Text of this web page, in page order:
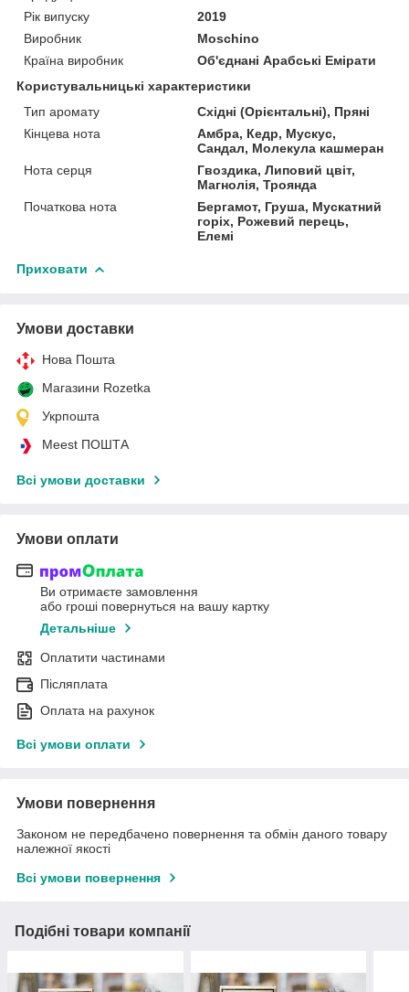
Рік випуску
2019
Виробник
Moschino
Країна виробник
Об'єднані Арабські Емірати
Користувальницькі характеристики
Тип аромату
Східні (Орієнтальні), Пряні
Кінцева нота
Амбра, Кедр, Мускус,
Сандал, Молекула кашмеран
Нота серця
Гвоздика, Липовий цвіт,
Магнолія, Троянда
Початкова нота
Бергамот, Груша, Мускатний
горіх, Рожевий перець,
Елемі
Приховати
Умови доставки
Нова Пошта
Магазини Rozetka
Укрпошта
Meest ПОШТА
Всі умови доставки
Умови оплати
Ви отримаєте замовлення
або гроші повернуться на вашу картку
Детальніше
Оплатити частинами
Післяплата
Оплата на рахунок
Всі умови оплати
Умови повернення
Законом не передбачено повернення та обмін даного товару
належної якості
Всі умови повернення
Подібні товари компанії